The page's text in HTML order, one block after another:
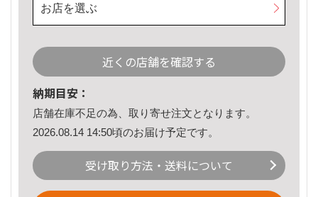
お店を選ぶ
近くの店舗を確認する
納期目安：
店舗在庫不足の為、取り寄せ注文となります。
2026.08.14 14:50頃のお届け予定です。
受け取り方法・送料について